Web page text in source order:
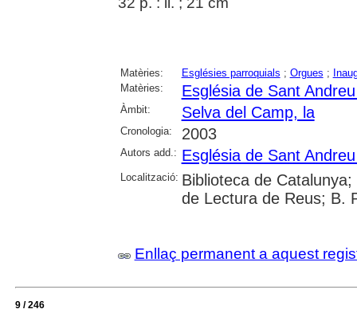
Matèries: Esglésies parroquials ; Orgues ;
Matèries:
Església de Sant
Àmbit: Selva del Camp, la
Cronologia: 2003
Autors add.: Església de Sant
Localització: Biblioteca de
de Lectura de Reus; B.
Enllaç permanent a aquest
9 / 246